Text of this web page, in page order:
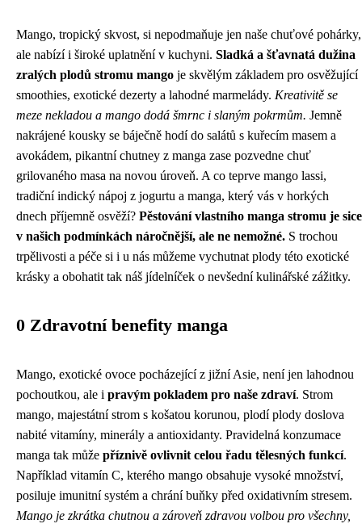
Mango, tropický skvost, si nepodmaňuje jen naše chuťové pohárky,
ale nabízí i široké uplatnění v kuchyni. Sladká a šťavnatá dužina
zralých plodů stromu mango je skvělým základem pro osvěžující
smoothies, exotické dezerty a lahodné marmelády. Kreativitě se
meze nekladou a mango dodá šmrnc i slaným pokrmům. Jemně
nakrájené kousky se báječně hodí do salátů s kuřecím masem a
avokádem, pikantní chutney z manga zase pozvedne chuť
grilovaného masa na novou úroveň. A co teprve mango lassi,
tradiční indický nápoj z jogurtu a manga, který vás v horkých
dnech příjemně osvěží? Pěstování vlastního manga stromu je sice
v našich podmínkách náročnější, ale ne nemožné. S trochou
trpělivosti a péče si i u nás můžeme vychutnat plody této exotické
krásky a obohatit tak náš jídelníček o nevšední kulinářské zážitky.
0 Zdravotní benefity manga
Mango, exotické ovoce pocházející z jižní Asie, není jen lahodnou
pochoutkou, ale i pravým pokladem pro naše zdraví. Strom
mango, majestátní strom s košatou korunou, plodí plody doslova
nabité vitamíny, minerály a antioxidanty. Pravidelná konzumace
manga tak může příznivě ovlivnit celou řadu tělesných funkcí.
Například vitamín C, kterého mango obsahuje vysoké množství,
posiluje imunitní systém a chrání buňky před oxidativním stresem.
Mango je zkrátka chutnou a zároveň zdravou volbou pro všechny,